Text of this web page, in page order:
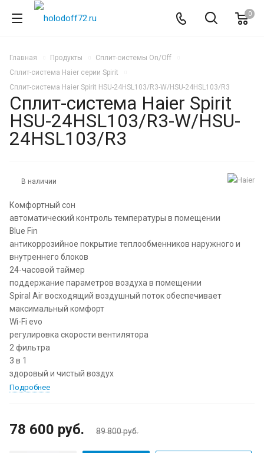
0
Главная Продукты
Сплит-системы On/Off
Сплит-система Haier серии Spirit
Сплит-система Haier Spirit HSU-24HSL103/R3-W/HSU-24HSL103/R3
Сплит-система Haier Spirit
HSU-24HSL103/R3-W/HSU-
24HSL103/R3
В наличии
Комфортный сон
автоматический контроль температуры в помещении
Blue Fin
антикоррозийное покрытие теплообменников наружного и
внутреннего блоков
24-часовой таймер
поддержание параметров воздуха в помещении
Spiral Air восходящий воздушный поток обеспечивает
максимальный комфорт
Wi-Fi evo
регулировка скорости вентилятора
2 фильтра
3 в 1
здоровый и чистый воздух
Подробнее
78 600 руб. 89 800 руб.